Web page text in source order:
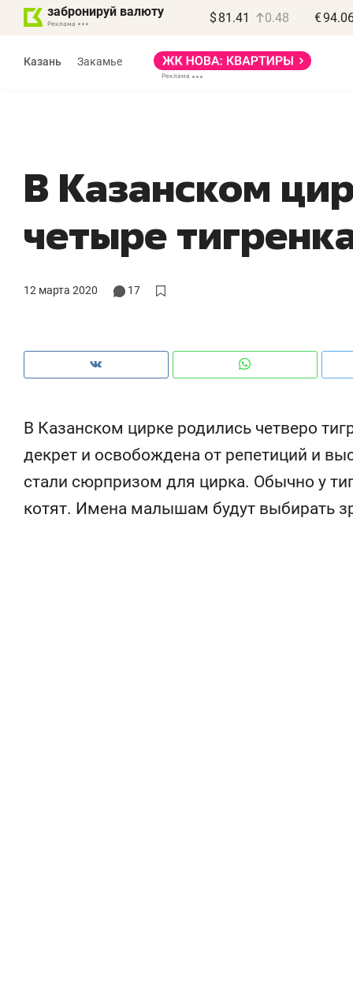
забронируй валюту $ 81.41 0.48 €
Казань Закамье
В Казанском
четыре
12 марта 2020 17
В Казанском цирке родились четверо
декрет и освобождена от репетиций и
стали сюрпризом для цирка. Обычно у
котят. Имена малышам будут выбирать
Василь Мазитов
«Не зная местных
правил, бизнес может
потерять минимум
Как бизнесу выйти на зарубежные
рынки, почему надо знать аксакалов и
чем интересен Оман?